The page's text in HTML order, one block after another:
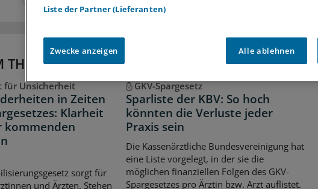
THEMA
für Unsicherheit
in Zeiten
Klarheit
kommenden
sorgt für
und Ärzten. Stehen
GKV-Spargesetz
Sparliste der KBV: So hoch
könnten die Verluste jeder
Praxis sein
Die Kassenärztliche Bundesvereinigung hat
eine Liste vorgelegt, in der sie die
möglichen finanziellen Folgen des GKV-
Spargesetzes pro Ärztin bzw. Arzt auflistet.
Liste der Partner (Lieferanten)
Zwecke anzeigen Alle ablehnen